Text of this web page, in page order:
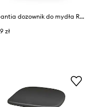
Brabantia dozownik do mydła ReNew 250 ml
zł